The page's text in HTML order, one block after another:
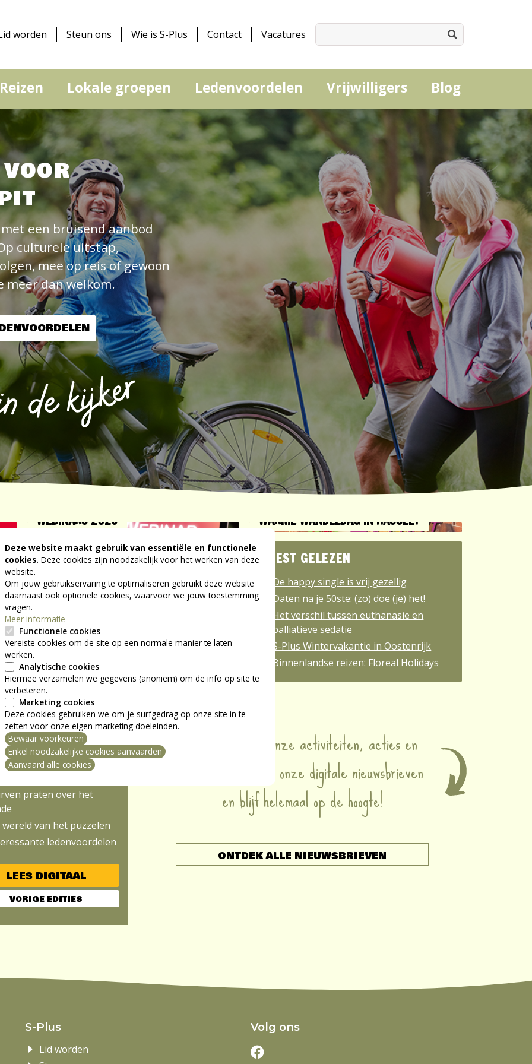
worden Steun ons Wie is S-Plus Contact Vacatures
Reizen Lokale groepen Ledenvoordelen Vrijwilligers Blog
voor
een bruisend aanbod
culturele uitstap,
mee op reis of gewoon
meer dan welkom.
WEBINARS 2026
WARME WANDELDAG IN HASSELT
MEEST GELEZEN
De happy single is vrij gezellig
Daten na je 50ste: (zo) doe (je) het!
Het verschil tussen euthanasie en
palliatieve sedatie
S-Plus Wintervakantie in Oostenrijk
Binnenlandse reizen: Floreal Holidays
S-PLUS MAG
heldere kijk op cataract
pensioenhervorming
praten over het
wereld van het puzzelen
ledenvoordelen
LEES DIGITAAL
VORIGE EDITIES
Altijd mee met onze activiteiten, acties en
verhalen? Ontdek onze digitale nieuwsbrieven
en blijf helemaal op de hoogte!
ONTDEK ALLE NIEUWSBRIEVEN
S-Plus
Lid worden
Volg ons
Deze website maakt gebruik van essentiële en functionele
cookies. Deze cookies zijn noodzakelijk voor het werken van deze
website.
Om jouw gebruikservaring te optimaliseren gebruikt deze website
daarnaast ook optionele cookies, waarvoor we jouw toestemming
vragen.
Meer informatie
Functionele cookies
Vereiste cookies om de site op een normale manier te laten
werken.
Analytische cookies
Hiermee verzamelen we gegevens (anoniem) om de info op site te
verbeteren.
Marketing cookies
Deze cookies gebruiken we om je surfgedrag op onze site in te
zetten voor onze eigen marketing doeleinden.
Bewaar voorkeuren
Enkel noodzakelijke cookies aanvaarden
Aanvaard alle cookies
intrekken